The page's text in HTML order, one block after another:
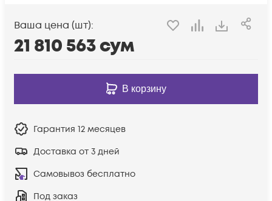
Ваша цена (шт):
21 810 563сум
В корзину
Гарантия 12 месяцев
Доставка от 3 дней
Самовывоз бесплатно
Под заказ